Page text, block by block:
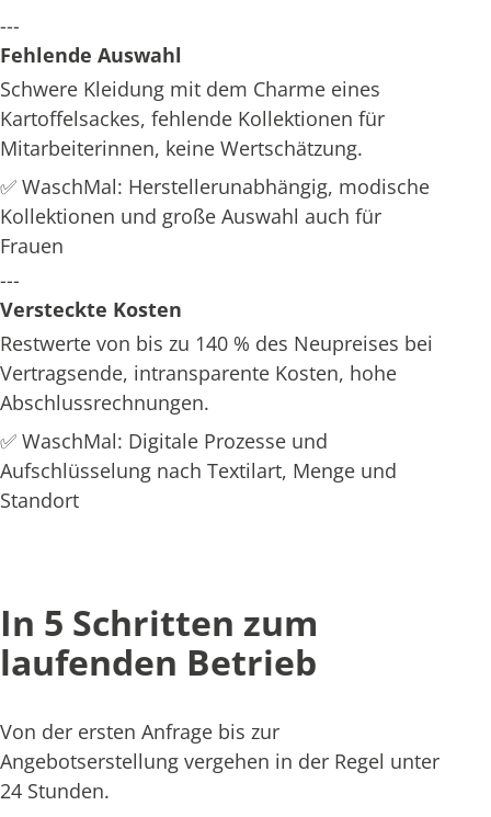
---
Fehlende Auswahl
Schwere Kleidung mit dem Charme eines
Kartoffelsackes, fehlende Kollektionen für
Mitarbeiterinnen, keine Wertschätzung.
✅ WaschMal: Herstellerunabhängig, modische
Kollektionen und große Auswahl auch für
Frauen
---
Versteckte Kosten
Restwerte von bis zu 140 % des Neupreises bei
Vertragsende, intransparente Kosten, hohe
Abschlussrechnungen.
✅ WaschMal: Digitale Prozesse und
Aufschlüsselung nach Textilart, Menge und
Standort
In 5 Schritten zum
laufenden Betrieb
Von der ersten Anfrage bis zur
Angebotserstellung vergehen in der Regel unter
24 Stunden.